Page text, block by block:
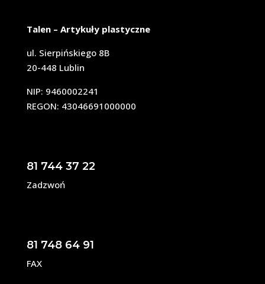
Talen – Artykuły plastyczne
ul. Sierpińskiego 8B
20-448 Lublin
NIP: 9460002241
REGON: 43046691000000
81 744 37 22
Zadzwoń
81 748 64 91
FAX